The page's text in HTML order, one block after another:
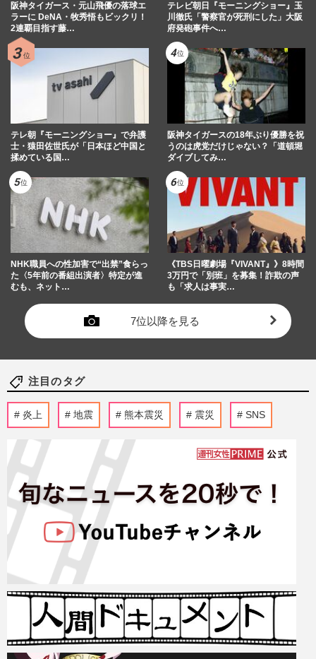
阪神タイガース・元山飛優の落球エ
ラーに DeNA・牧秀悟もビックリ！
2連覇目指す藤…
テレビ朝日『モーニングショー』玉
川徹氏「警察官が死刑にした」大阪
府発砲事件へ…
テレ朝『モーニングショー』で弁護
士・猿田佐世氏が「日本ほど中国と
揉めている国…
阪神タイガースの18年ぶり優勝を祝
うのは虎党だけじゃない？「道頓堀
ダイブしてみ…
NHK職員への性加害で“出禁”食らっ
た〈5年前の番組出演者〉特定が進
むも、ネット…
《TBS日曜劇場『VIVANT』》8時間
3万円で「別班」を募集！詐欺の声
も「求人は事実…
7位以降を見る
注目のタグ
炎上 地震 熊本震災 震災 SNS